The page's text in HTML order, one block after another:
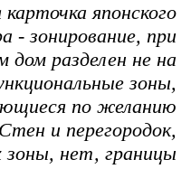
японского
- зонирование, при
дом разделен не на
зоны,
по желанию
и перегородок,
зоны, нет, границы